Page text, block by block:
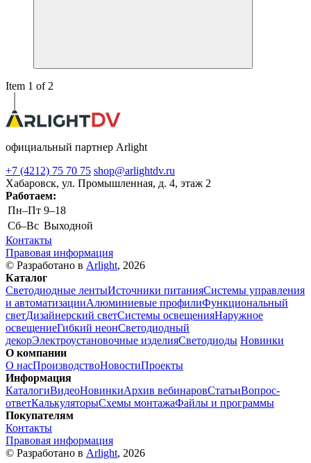
Item 1 of 2
официальный партнер Arlight
+7 (4212) 75 70 75 shop@arlightdv.ru
Хабаровск, ул. Промышленная, д. 4, этаж 2
Работаем:
Пн–Пт 9–18
Cб–Вс Выходной
Контакты
Правовая информация
© Разработано в Arlight, 2026
Каталог
Светодиодные лентыИсточники питанияСистемы управления
и автоматизацииАлюминиевые профилиФункциональный
светДизайнерский светСистемы освещенияНаружное
освещениеГибкий неонСветодиодный
декорЭлектроустановочные изделияСветодиоды Новинки
О компании
О насПроизводствоНовостиПроекты
Информация
КаталогиВидеоНовинкиАрхив вебинаровСтатьиВопрос-
ответКалькуляторыСхемы монтажаФайлы и программы
Покупателям
Контакты
Правовая информация
© Разработано в Arlight, 2026